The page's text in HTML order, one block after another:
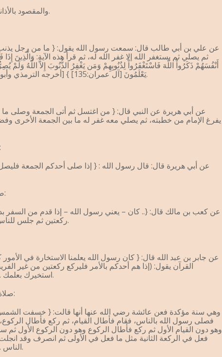
والمقصود بالأذانين هنا الأذان والإقامة.
عن علي بن أبي طالب قال: سمعت رسول الله يقول: { ما من رجل يذنب
ثم يصلي ثم يستغفر الله إلا غفر الله له، ثم قرأ هذه الآية: وَالَّذِينَ
أَنْفُسَهُمْ ذَكَرُواْ اللّهَ فَاسْتَغْفَرُواْ لِذُنُوبِهِمْ وَمَن يَغْفِرُ الذُّنُوبَ إِلاَّ اللّهُ وَلَمْ
يَعْلَمُونَ [آل عمران:135] } [أخرجه الترمذي وأبو داود وحسنه الألباني].
عن أبي هريرة عن النبي قال: { من اغتسل ثم أتى الجمعة وصلى
يفرغ الإمام من خطبته، ثم يصلي معه غفر له ما بين الجمعة الأخرى
السنة البعدية للجمعة:
عن أبي هريرة قال: قال رسول الله : { إذا صلى أحدكم الجمعة فليصل
صلاة القادم من السفر:
عن كعب بن مالك قال: {.. كان – يعني رسول الله – إذا قدم من السفر
ركعتين ثم جلس للناس } [أخرجه الشيخان].
عن جابر بن عبد الله قال: { كان رسول الله يعلمنا الاستخارة في الأمور
القرآن يقول: (إذا هم أحدكم بالأمر فليركع ركعتين من غير
استخيرك بعلمك …) } [أخرجه البخاري].
صلاة الكسوف والخسوف:
وهي سنة مؤكدة فعن عائشة رضي الله عنها أنها قالت: { خسفت
فصلى رسول الله بالناس، فقام فأطال القيام، ثم ركع فأطال
وهو دون القيام الأول ثم ركع فأطال الركوع وهو دون الركوع الأول
فعل في الركعة الثانية مثل ما فعل في الأولى ثم انصرف وقد
الناس … } [أخرجه الشيخان].